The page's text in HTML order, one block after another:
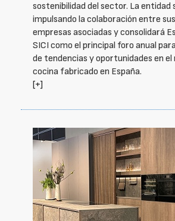
sostenibilidad del sector. La entidad
impulsando la colaboración entre
empresas asociadas y consolidará
SICI como el principal foro anual
de tendencias y oportunidades en el
cocina fabricado en España.
[+]